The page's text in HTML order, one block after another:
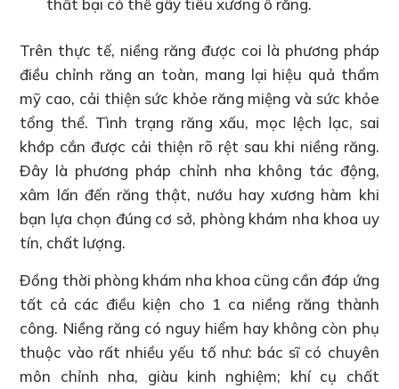
Trên thực tế, niềng răng được coi là phương pháp
điều chỉnh răng an toàn, mang lại hiệu quả thẩm
mỹ cao, cải thiện sức khỏe răng miệng và sức khỏe
tổng thể. Tình trạng răng xấu, mọc lệch lạc, sai
khớp cắn được cải thiện rõ rệt sau khi niềng răng.
Đây là phương pháp chỉnh nha không tác động,
xâm lấn đến răng thật, nướu hay xương hàm khi
bạn lựa chọn đúng cơ sở, phòng khám nha khoa uy
tín, chất lượng.
Đồng thời phòng khám nha khoa cũng cần đáp ứng
tất cả các điều kiện cho 1 ca niềng răng thành
công. Niềng răng có nguy hiểm hay không còn phụ
thuộc vào rất nhiều yếu tố như: bác sĩ có chuyên
môn chỉnh nha, giàu kinh nghiệm; khí cụ chất